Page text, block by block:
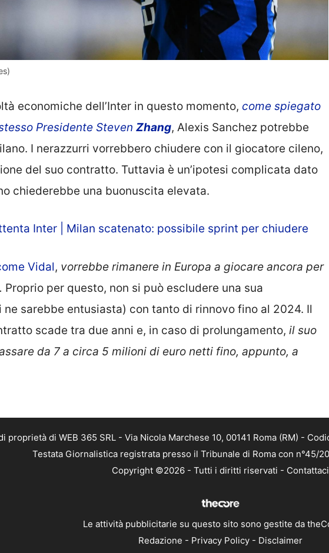
economiche dell’Inter in questo momento, come spiegato
Presidente Steven Zhang, Alexis Sanchez potrebbe
I nerazzurri vorrebbero chiudere con il giocatore cileno,
del suo contratto. Tuttavia è un’ipotesi complicata dato
chiederebbe una buonuscita elevata.
Inter | Milan scatenato: possibile sprint per chiudere
Vidal, vorrebbe rimanere in Europa a giocare ancora per
Proprio per questo, non si può escludere una sua
ne sarebbe entusiasta) con tanto di rinnovo fino al 2024. Il
scade tra due anni e, in caso di prolungamento, il suo
da 7 a circa 5 milioni di euro netti fino, appunto, a
proprietà di WEB 365 SRL - Via Nicola Marchese 10, 00141 Roma (RM) -
Testata Giornalistica registrata presso il Tribunale di Roma con n°45/
Copyright ©2026 - Tutti i diritti riservati - Contattaci
Le attività pubblicitarie su questo sito sono gestite da
Redazione - Privacy Policy- Disclaimer